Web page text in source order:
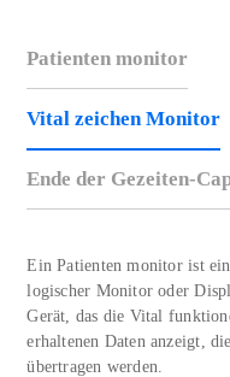
Patienten monitor
Vital zeichen Monitor
Ende der Gezeiten-
Ein Patienten monitor ist
logischer Monitor oder
Gerät, das die Vital
erhaltenen Daten anzeigt,
übertragen werden.